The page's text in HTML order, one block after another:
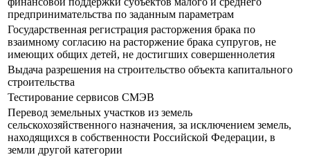
предпринимательства по заданным параметрам
Государственная регистрация расторжения брака по
взаимному согласию на расторжение брака супругов, не
имеющих общих детей, не достигших совершеннолетия
Выдача разрешения на строительство объекта капитального
строительства
Тестирование сервисов СМЭВ
Перевод земельных участков из земель
сельскохозяйственного назначения, за исключением земель,
находящихся в собственности Российской Федерации, в
земли другой категории